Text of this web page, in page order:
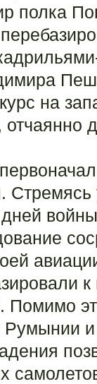
полка
на
войны
Помимо
Румынии